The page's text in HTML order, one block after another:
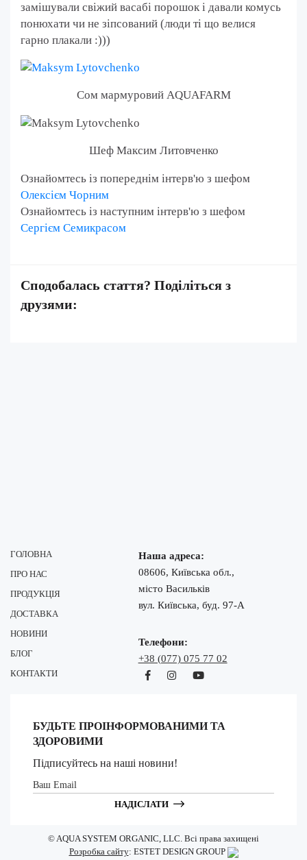
замішували свіжий васабі порошок і давали комусь
понюхати чи не зіпсований (люди ті що велися
гарно плакали :)))
Сом мармуровий AQUAFARM
Шеф Максим Литовченко
Ознайомтесь із попереднім інтерв'ю з шефом
Олексієм Чорним
Ознайомтесь із наступним інтерв'ю з шефом
Сергієм Семикрасом
Сподобалась стаття? Поділіться з
друзями:
ГОЛОВНА
ПРО НАС
ПРОДУКЦІЯ
ДОСТАВКА
НОВИНИ
БЛОГ
КОНТАКТИ
БУДЬТЕ ПРОІНФОРМОВАНИМИ ТА
ЗДОРОВИМИ
Підписуйтесь на наші новини!
НАДІСЛАТИ
Наша адреса:
08606, Київська обл.,
місто Васильків
вул. Київська, буд. 97-А
Телефони:
+38 (077) 075 77 02
© AQUA SYSTEM ORGANIC, LLC. Всі права захищені
Розробка сайту: ESTET DESIGN GROUP